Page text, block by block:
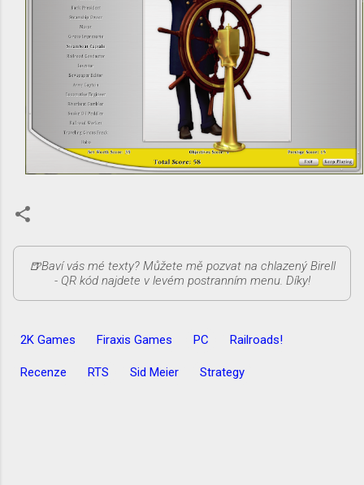
2K Games Firaxis Games PC Railroads!
Recenze RTS Sid Meier Strategy